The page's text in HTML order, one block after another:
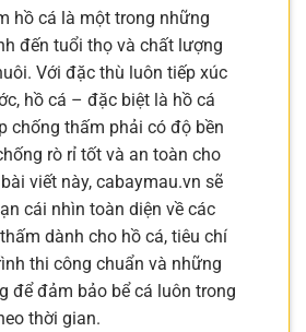
hồ cá là một trong những
đến tuổi thọ và chất lượng
Với đặc thù luôn tiếp xúc
hồ cá – đặc biệt là hồ cá
chống thấm phải có độ bền
rò rỉ tốt và an toàn cho
viết này, cabaymau.vn sẽ
cái nhìn toàn diện về các
dành cho hồ cá, tiêu chí
thi công chuẩn và những
để đảm bảo bể cá luôn trong
thời gian.